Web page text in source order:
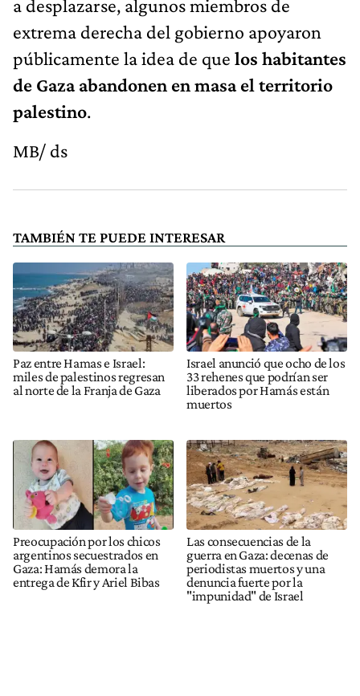
a desplazarse, algunos miembros de
extrema derecha del gobierno apoyaron
públicamente la idea de que los habitantes
de Gaza abandonen en masa el territorio
palestino.
MB/ ds
TAMBIÉN TE PUEDE INTERESAR
Paz entre Hamas e Israel:
miles de palestinos regresan
al norte de la Franja de Gaza
Israel anunció que ocho de los
33 rehenes que podrían ser
liberados por Hamás están
muertos
Preocupación por los chicos
argentinos secuestrados en
Gaza: Hamás demora la
entrega de Kfir y Ariel Bibas
Las consecuencias de la
guerra en Gaza: decenas de
periodistas muertos y una
denuncia fuerte por la
"impunidad" de Israel